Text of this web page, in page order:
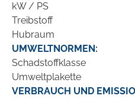
kW / PS
Treibstoff
Hubraum
UMWELTNORMEN:
Schadstoffklasse
Umweltplakette
VERBRAUCH UND